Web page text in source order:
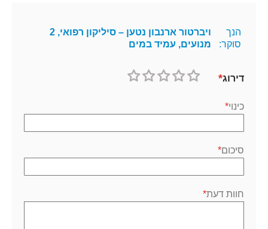
הנך
סוקר:
ויברטור ארנבון נטען – סיליקון רפואי, 2
מנועים, עמיד במים
דירוג
כינוי
סיכום
חוות דעת